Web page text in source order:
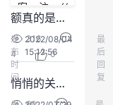
注
的
开
发
我
的
Programs
我
的
客
注
丝
额真的是关了个寂寞
发
布
时
间
2022/08/04
15:12:56
最
后
回
复
316
4
0
悄悄的关，悄悄的开